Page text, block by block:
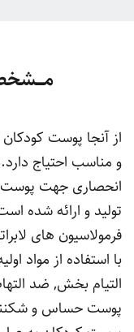
از آنجا پوست
و مناسب احتیاج
انحصاری جهت پوست
تولید و ارائه شده
فرمولاسیون های
با استفاده از مواد
التیام بخش, ضد
پوست حساس و